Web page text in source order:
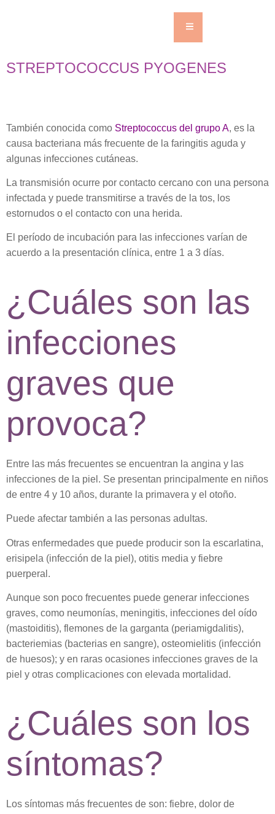
STREPTOCOCCUS PYOGENES
También conocida como Streptococcus del grupo A, es la
causa bacteriana más frecuente de la faringitis aguda y
algunas infecciones cutáneas.
La transmisión ocurre por contacto cercano con una persona
infectada y puede transmitirse a través de la tos, los
estornudos o el contacto con una herida.
El período de incubación para las infecciones varían de
acuerdo a la presentación clínica, entre 1 a 3 días.
¿Cuáles son las
infecciones
graves que
provoca?
Entre las más frecuentes se encuentran la angina y las
infecciones de la piel . Se presentan principalmente en niños
de entre 4 y 10 años, durante la primavera y el otoño.
Puede afectar también a las personas adultas.
Otras enfermedades que puede producir son la escarlatina,
erisipela (infección de la piel), otitis media y fiebre
puerperal.
Aunque son poco frecuentes puede generar infecciones
graves, como neumonías, meningitis, infecciones del oído
(mastoiditis), flemones de la garganta (periamigdalitis),
bacteriemias (bacterias en sangre), osteomielitis (infección
de huesos); y en raras ocasiones infecciones graves de la
piel y otras complicaciones con elevada mortalidad.
¿Cuáles son los
síntomas?
Los síntomas más frecuentes de son: fiebre, dolor de